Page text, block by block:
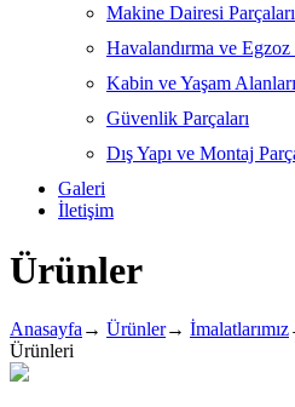
Makine Dairesi Parçaları
Havalandırma ve Egzoz
Kabin ve Yaşam Alanları
Güvenlik Parçaları
Dış Yapı ve Montaj
Galeri
İletişim
Ürünler
Anasayfa → Ürünler→ İmalatlarımız
Ürünleri